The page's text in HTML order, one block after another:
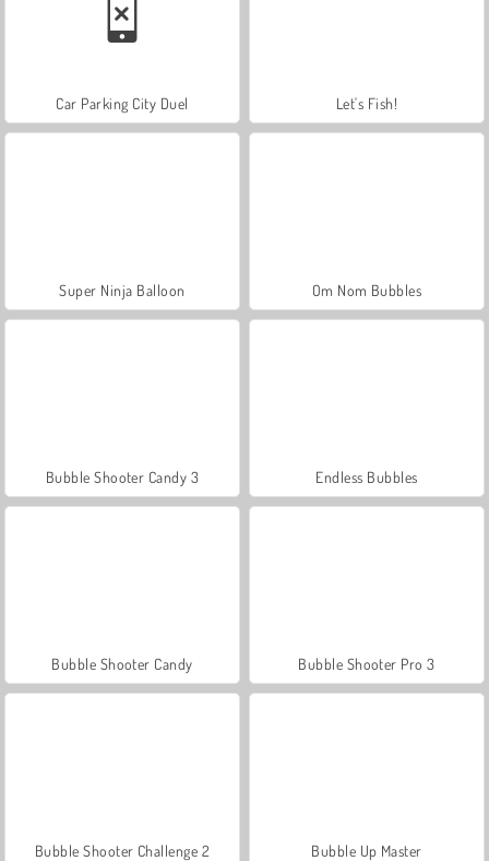
Car Parking City Duel Let's Fish!
Super Ninja Balloon Om Nom Bubbles
Bubble Shooter Candy 3 Endless Bubbles
Bubble Shooter Candy Bubble Shooter Pro 3
Bubble Shooter Challenge 2 Bubble Up Master